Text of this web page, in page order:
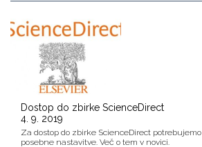
Dostop do zbirke ScienceDirect
4. 9. 2019
Za dostop do zbirke ScienceDirect potrebujemo
posebne nastavitve. Več o tem v novici.